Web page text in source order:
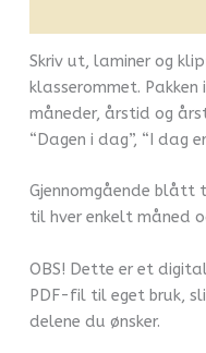
Skriv ut, laminer og
klasserommet.
måneder, årstid og
“Dagen i dag”, “I dag
Gjennomgående blått
til hver enkelt måned
OBS! Dette er et
PDF-fil til eget bruk,
delene du ønsker.